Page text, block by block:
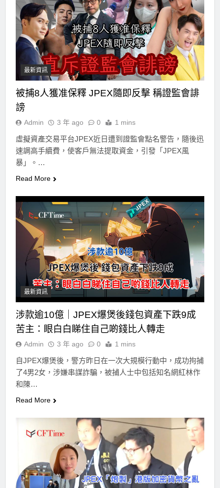
最新資訊
被捕8人獲准保釋 JPEX隨即反擊 稱證監會誹
謗
Admin 3 年 ago 0 1 mins
虛擬資產交易平台JPEX近日遭到證監會點名警告，隨後迅
速調高手續費，使客戶無法提取資金，引發「JPEX風
暴」。…
Read More
最新資訊
涉款逾10億｜JPEX爆煲後錢包資產下跌9成
苦主：眼白白睇住自己啲錢比人轉走
Admin 3 年 ago 0 1 mins
自JPEX爆煲後，警方昨日在一次大規模行動中，成功拘捕
了4男2女，涉嫌串謀詐騙，被捕人士中包括知名網紅林作
和陳…
Read More